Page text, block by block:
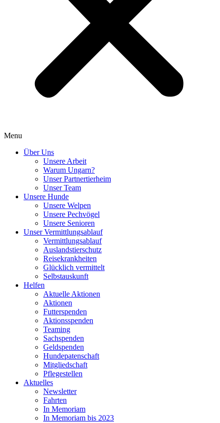
Menu
Über Uns
Unsere Arbeit
Warum Ungarn?
Unser Partnertierheim
Unser Team
Unsere Hunde
Unsere Welpen
Unsere Pechvögel
Unsere Senioren
Unser Vermittlungsablauf
Vermittlungsablauf
Auslandstierschutz
Reisekrankheiten
Glücklich vermittelt
Selbstauskunft
Helfen
Aktuelle Aktionen
Aktionen
Futterspenden
Aktionsspenden
Teaming
Sachspenden
Geldspenden
Hundepatenschaft
Mitgliedschaft
Pflegestellen
Aktuelles
Newsletter
Fahrten
In Memoriam
In Memoriam bis 2023